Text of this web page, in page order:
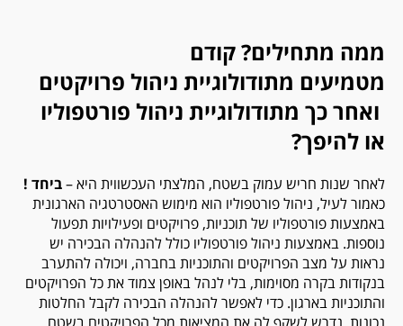
ממה מתחילים? קודם
מטמיעים מתודולוגיית ניהול פרויקטים
ואחר כך מתודולוגיית ניהול פורטפוליו
או להיפך?
לאחר שנות חריש עמוק בשטח, המלצתי העכשווית היא –ביחד !
כאמור לעיל, ניהול פורטפוליו הוא מימוש האסטרטגיה הארגונית
באמצעות פורטפוליו של תוכניות, פרויקטים ופעילויות תפעול
נוספות. באמצעות ניהול פורטפוליו כולל להנהלה הבכירה יש
נראות על מצב הפרויקטים והתוכניות בחברה, ויכולה להתערב
בנקודות בקרה מסוימות, בלי לנהל באופן צמוד את כל הפרויקטים
והתוכניות בארגון. כדי לאפשר להנהלה הבכירה לקבל החלטות